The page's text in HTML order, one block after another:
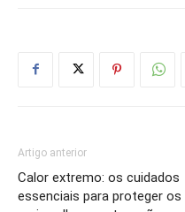
Artigo anterior
Calor extremo: os cuidados
essenciais para proteger os